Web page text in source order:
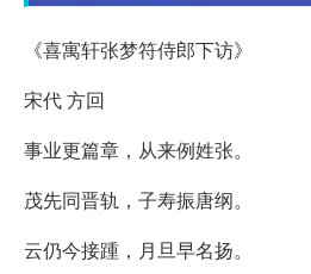
《喜寓轩张梦符侍郎下访》
宋代 方回
事业更篇章，从来例姓张。
茂先同晋轨，子寿振唐纲。
云仍今接踵，月旦早名扬。